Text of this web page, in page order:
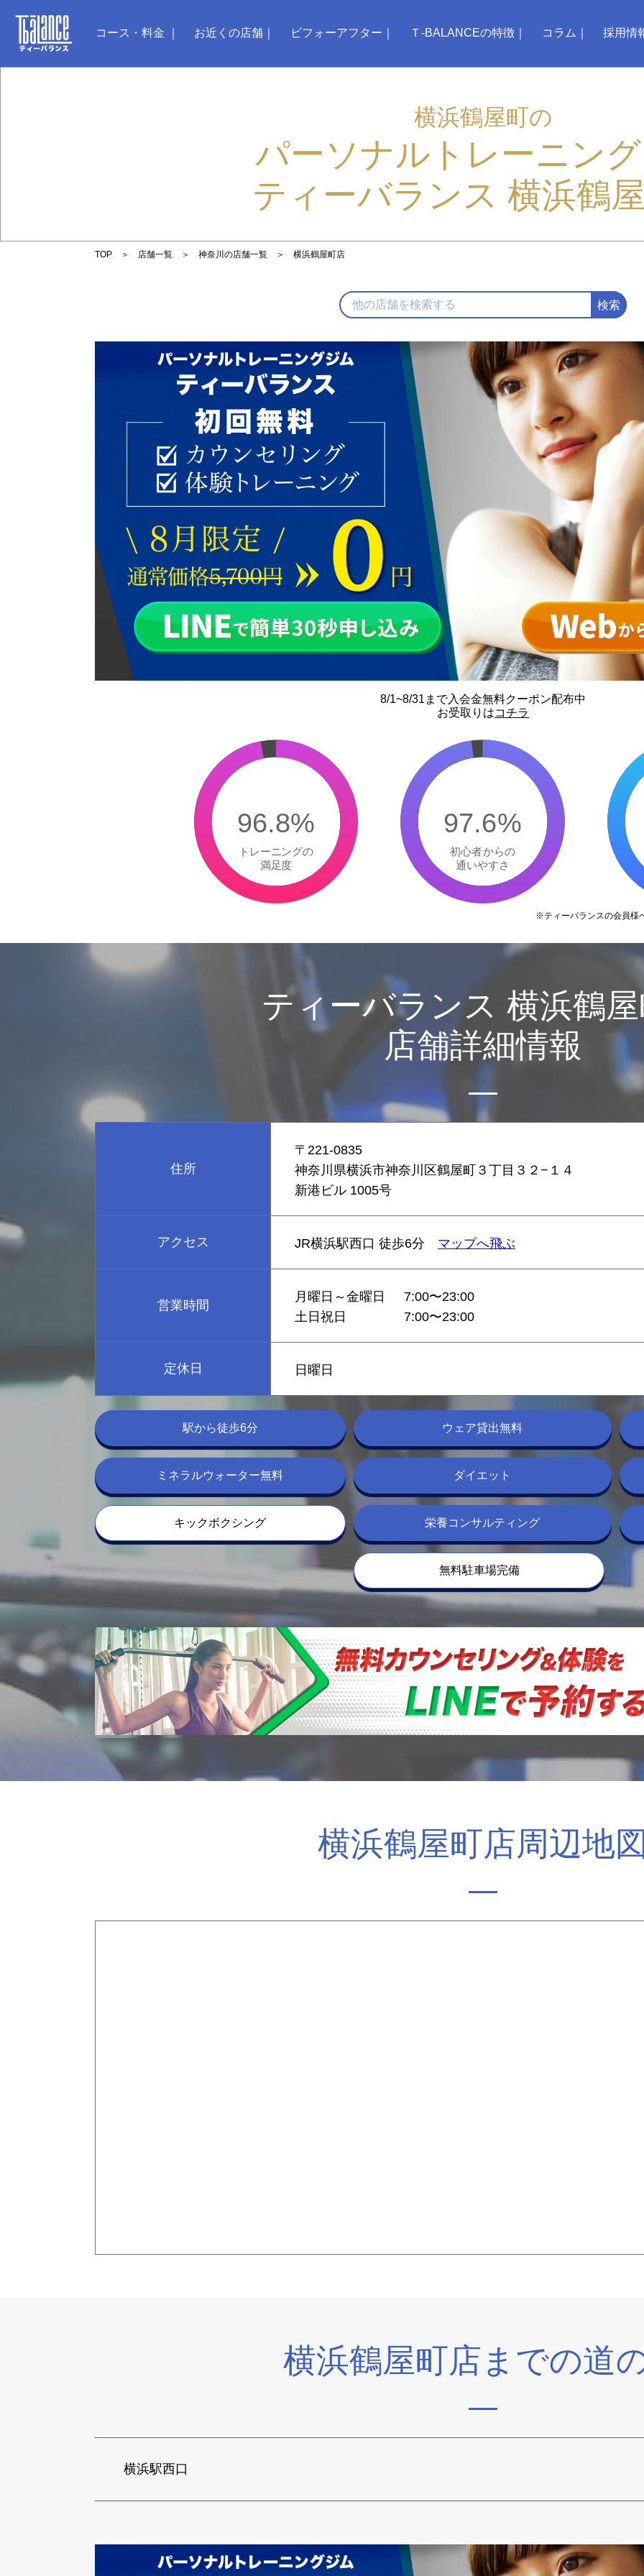
コース・料金 お近くの店舗 ビフォーアフター Ｔ-BALANCEの特徴 コラム 採用情
横浜鶴屋町の
パーソナルトレーニン
ティーバランス 横浜鶴
TOP 店舗一覧 神奈川の店舗一覧 横浜鶴屋町店
検索
8/1~8/31まで入会金無料クーポン配布中
お受取りはコチラ
96.8%
トレーニングの
満足度
97.6%
初心者からの
通いやすさ
※ティーバランスの会員様
ティーバランス 横浜鶴
店舗詳細情報
住所
〒221-0835
神奈川県横浜市神奈川区鶴屋町３丁目３２−１４
新港ビル 1005号
アクセス JR横浜駅西口 徒歩6分 マップへ飛ぶ
営業時間
月曜日～金曜日
7:00〜23:00
土日祝日
7:00〜23:00
定休日 日曜日
駅から徒歩6分 ウェア貸出無料
ミネラルウォーター無料 ダイエット
キックボクシング 栄養コンサルティング
無料駐車場完備
横浜鶴屋町店周辺地
横浜鶴屋町店までの道
横浜駅西口